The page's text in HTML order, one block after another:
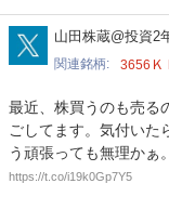
yamadada_kabuzo
山田株蔵@投
関連銘柄
3656 Ｋ
最近、株買うのも売る
ごしてます。気付いた
う頑張っても無理か
https://t.co/i19k0Gp7Y5